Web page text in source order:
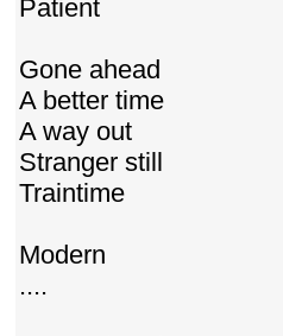
Patient
Gone ahead
A better time
A way out
Stranger still
Traintime
Modern
....